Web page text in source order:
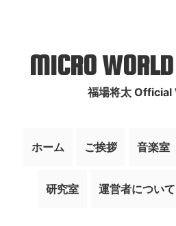
MICRO
福場将太
ホーム ご挨拶 音楽室
研究室 運営者について